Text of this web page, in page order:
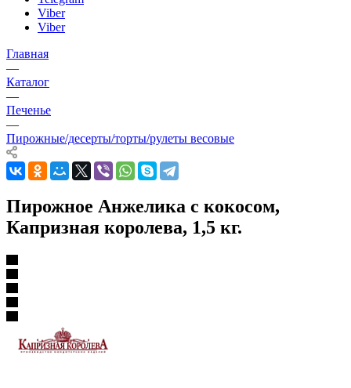
Viber
Viber
Главная
—
Каталог
—
Печенье
—
Пирожные/десерты/торты/рулеты весовые
Пирожное Анжелика с кокосом,
Капризная королева, 1,5 кг.